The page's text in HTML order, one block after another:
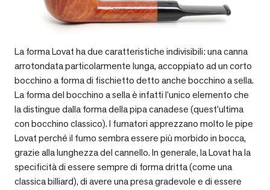
La forma Lovat ha due caratteristiche indivisibili: una canna
arrotondata particolarmente lunga, accoppiato ad un corto
bocchino a forma di fischietto detto anche bocchino a sella.
La forma del bocchino a sella è infatti l’unico elemento che
la distingue dalla forma della pipa canadese (quest’ultima
con bocchino classico). I fumatori apprezzano molto le pipe
Lovat perché il fumo sembra essere più morbido in bocca,
grazie alla lunghezza del cannello. In generale, la Lovat ha la
specificità di essere sempre di forma dritta (come una
classica billiard), di avere una presa gradevole e di essere